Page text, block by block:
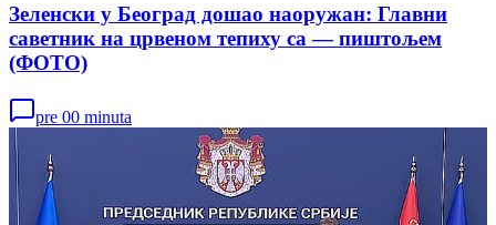
Зеленски у Београд дошао наоружан: Главни
саветник на црвеном тепиху са — пиштољем
(ФОТО)
pre 00 minuta